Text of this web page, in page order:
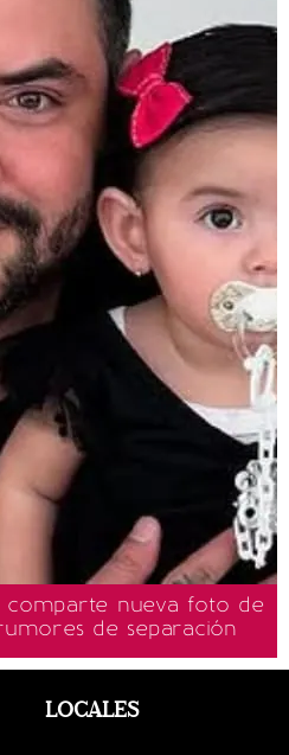
comparte nueva foto de
de separación
LOCALES